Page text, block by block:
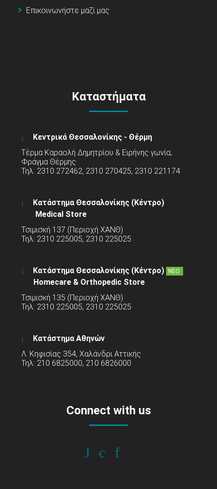
Επικοινωνήστε μαζί μας
Καταστήματα
Κεντρικά Θεσσαλονίκης - Θέρμη
Τέρμα Καραολή Δημητρίου & Ειρήνης γωνία,
Φράγμα Θέρμης
Τηλ: 2310 272462, 2310 270425, 2310 221174
Κατάστημα Θεσσαλονίκης (Κέντρο)
Medical Store
Τσιμισκή 137 (Περιοχή ΧΑΝΘ)
Τηλ: 2310 225005, 2310 225025
Κατάστημα Θεσσαλονίκης (Κέντρο) ΝΕΟ
Homecare & Orthopedic Store
Τσιμισκή 135 (Περιοχή ΧΑΝΘ)
Τηλ: 2310 225005, 2310 225025
Κατάστημα Αθηνών
Λ. Κηφισίας 354, Χαλάνδρι Αττικής
Τηλ: 210 6825000, 210 6826000
Connect with us